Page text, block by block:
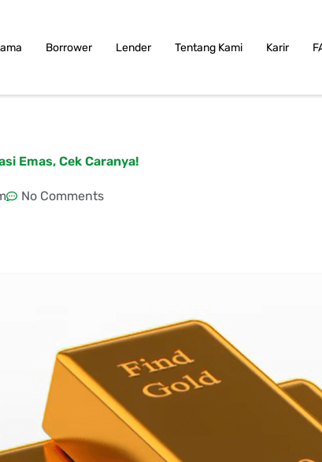
Borrower Lender Tentang Kami Karir
Emas, Cek Caranya!
No Comments